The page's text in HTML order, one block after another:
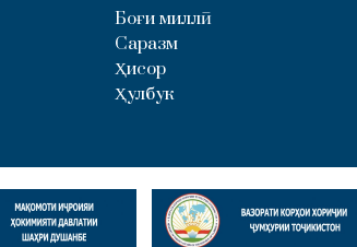
Боғи миллӣ
Саразм
Ҳисор
Ҳулбук